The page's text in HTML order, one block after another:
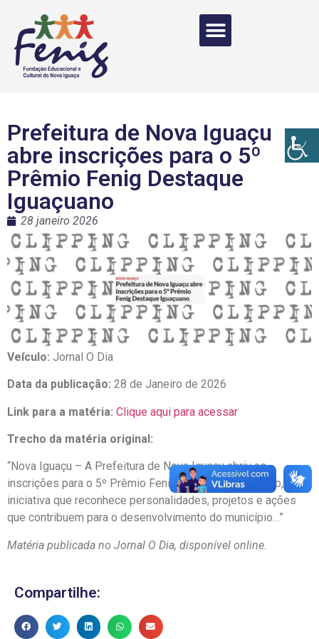
Prefeitura de Nova Iguaçu
abre inscrições para o 5º
Prêmio Fenig Destaque
Iguaçuano
28 janeiro 2026
Veículo: Jornal O Dia
Data da publicação: 28 de Janeiro de 2026
Link para a matéria: Clique aqui para acessar
Trecho da matéria original:
“Nova Iguaçu – A Prefeitura de Nova Iguaçu abriu as
inscrições para o 5º Prêmio Fenig Destaque Iguaçuano,
iniciativa que reconhece personalidades, projetos e ações
que contribuem para o desenvolvimento do município…”
Matéria publicada no Jornal O Dia, disponível online.
Compartilhe: